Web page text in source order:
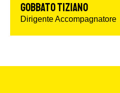
GOBBATO TIZIANO
Dirigente Accompagnatore